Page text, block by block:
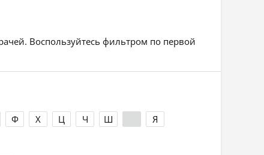
Воспользуйтесь фильтром по первой
Ф Х Ц Ч Ш Я